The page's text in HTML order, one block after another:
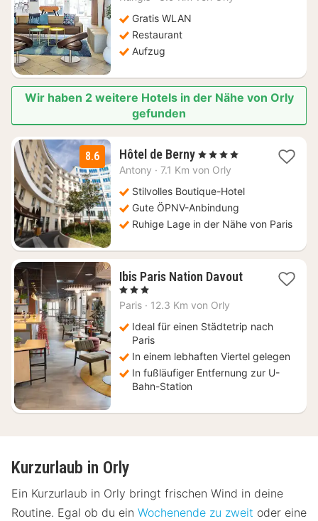
Gratis WLAN
Restaurant
Aufzug
Wir haben 2 weitere Hotels in der Nähe von Orly
gefunden
8.6 Hôtel de Berny2
Nächte
69
€
, 4 Sterne
Antony · 7.1 Km von Orly
Stilvolles Boutique-Hotel
Gute ÖPNV-Anbindung
Ruhige Lage in der Nähe von Paris
Ibis Paris Nation Davout1
€
, 3 Sterne
Paris · 12.3 Km von Orly
Ideal für einen Städtetrip nach
Paris
In einem lebhaften Viertel gelegen
In fußläufiger Entfernung zur U-
Bahn-Station
Kurzurlaub in Orly
Ein Kurzurlaub in Orly bringt frischen Wind in deine
Routine. Egal ob du ein Wochenende zu zweit oder eine